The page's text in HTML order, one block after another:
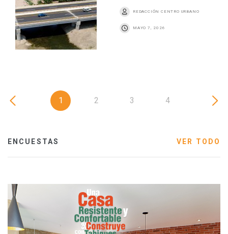
REDACCIÓN CENTRO URBANO
MAYO 7, 2026
1 2 3 4
ENCUESTAS VER TODO